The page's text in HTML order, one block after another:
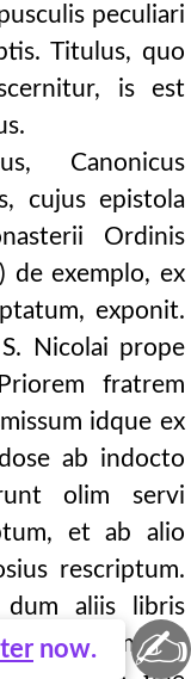
now.
peculiari
Titulus, quo
is est
Canonicus
cujus epistola
Ordinis
de exemplo, ex
exponit.
Nicolai prope
fratrem
idque ex
ab indocto
olim servi
et ab alio
rescriptum.
dum aliis libris
✍